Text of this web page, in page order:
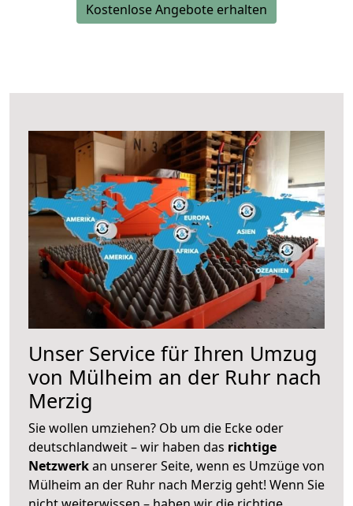
Kostenlose Angebote erhalten
Unser Service für Ihren Umzug
von Mülheim an der Ruhr nach
Merzig
Sie wollen umziehen? Ob um die Ecke oder
deutschlandweit – wir haben das richtige
Netzwerkan unserer Seite, wenn es Umzüge von
Mülheim an der Ruhr nach Merzig geht! Wenn Sie